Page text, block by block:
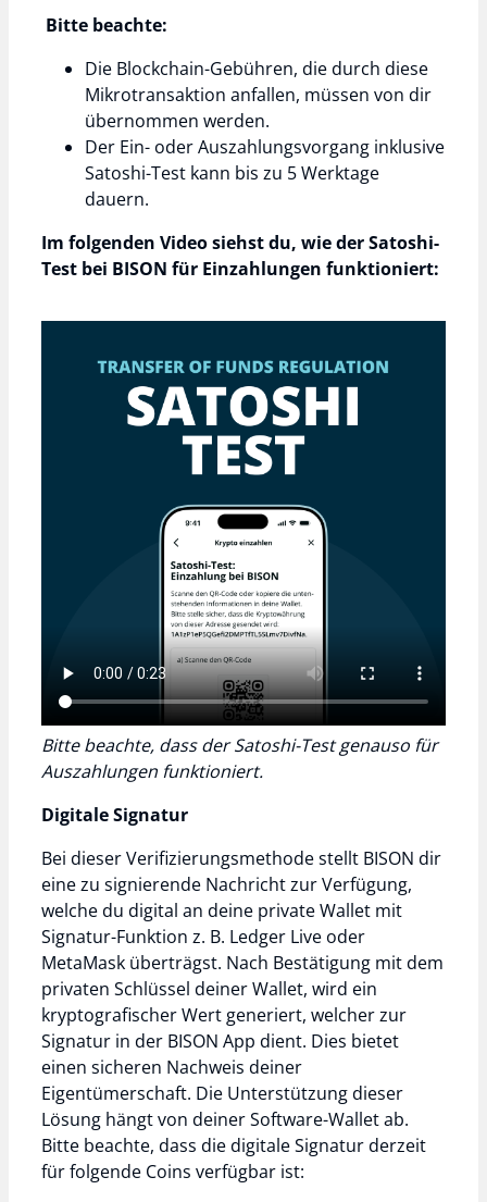
Bitte beachte:
Die Blockchain-Gebühren, die durch diese
Mikrotransaktion anfallen, müssen von dir
übernommen werden.
Der Ein- oder Auszahlungsvorgang inklusive
Satoshi-Test kann bis zu 5 Werktage
dauern.
Im folgenden Video siehst du, wie der Satoshi-
Test bei BISON für Einzahlungen funktioniert:
Bitte beachte, dass der Satoshi-Test genauso für
Auszahlungen funktioniert.
Digitale Signatur
Bei dieser Verifizierungsmethode stellt BISON dir
eine zu signierende Nachricht zur Verfügung,
welche du digital an deine private Wallet mit
Signatur-Funktion z. B. Ledger Live oder
MetaMask überträgst. Nach Bestätigung mit dem
privaten Schlüssel deiner Wallet, wird ein
kryptografischer Wert generiert, welcher zur
Signatur in der BISON App dient. Dies bietet
einen sicheren Nachweis deiner
Eigentümerschaft. Die Unterstützung dieser
Lösung hängt von deiner Software-Wallet ab.
Bitte beachte, dass die digitale Signatur derzeit
für folgende Coins verfügbar ist: